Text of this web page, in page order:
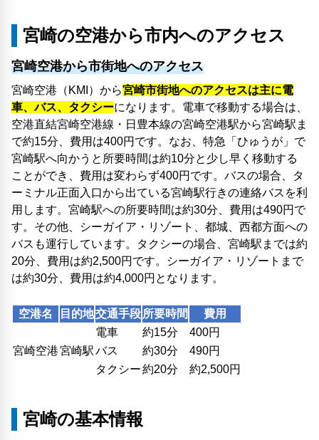
宮崎の空港から市内へのアクセス
宮崎空港から市街地へのアクセス
宮崎空港（KMI）から宮崎市街地へのアクセスは主に電
車、バス、タクシーになります。電車で移動する場合は、
空港直結宮崎空港線・日豊本線の宮崎空港駅から宮崎駅ま
で約15分、費用は400円です。なお、特急「ひゅうが」で
宮崎駅へ向かうと所要時間は約10分と少し早く移動する
ことができ、費用は変わらず400円です。バスの場合、タ
ーミナル正面入口から出ている宮崎駅行きの連絡バスを利
用します。宮崎駅への所要時間は約30分、費用は490円で
す。その他、シーガイア・リゾート、都城、西都方面への
バスも運行しています。タクシーの場合、宮崎駅までは約
20分、費用は約2,500円です。シーガイア・リゾートまで
は約30分、費用は約4,000円となります。
空港名 目的地交通手段 所要時間 費用
宮崎空港宮崎駅
電車 約15分
400円
バス
約30分
490円
タクシー約20分 約2,500円
宮崎の基本情報